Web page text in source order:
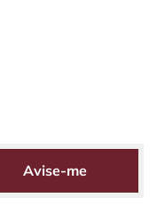
Avise-me